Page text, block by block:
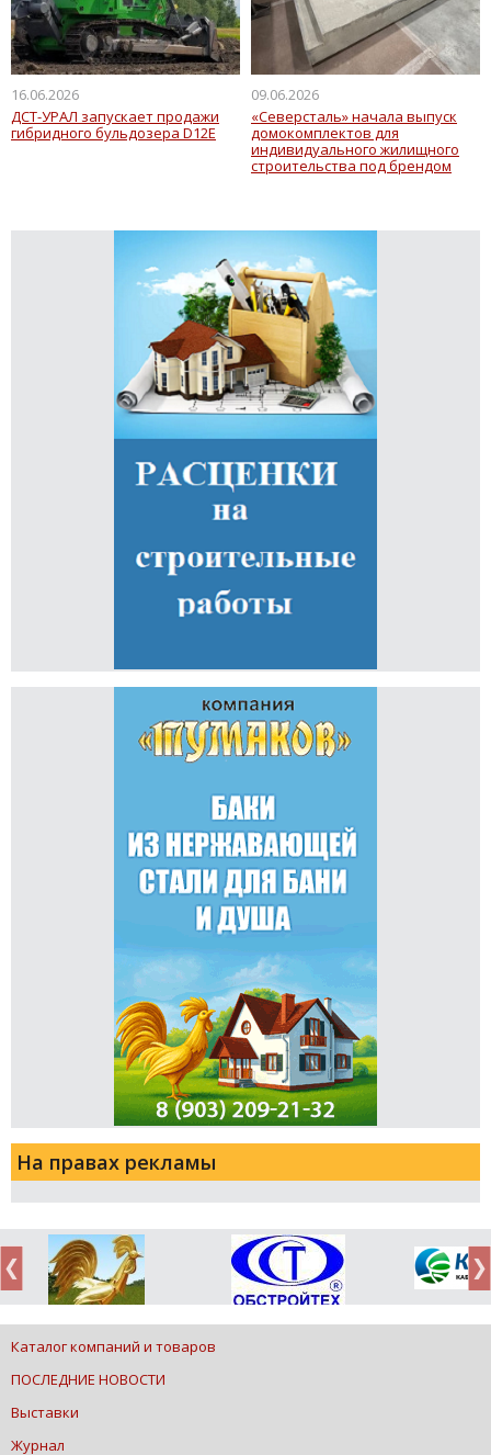
16.06.2026
ДСТ-УРАЛ запускает продажи
гибридного бульдозера D12Е
09.06.2026
«Северсталь» начала выпуск
домокомплектов для
индивидуального жилищного
строительства под брендом
На правах рекламы
Каталог компаний и товаров
ПОСЛЕДНИЕ НОВОСТИ
Выставки
Журнал